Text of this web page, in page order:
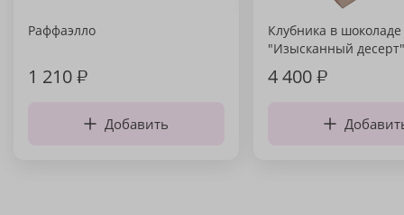
Раффаэлло
1 210₽
Добавить
Клубника в шоколаде
"Изысканный десерт"
4 400₽